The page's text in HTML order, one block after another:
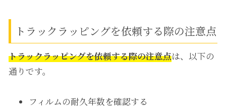
トラックラッピングを依頼する際の注意点
トラックラッピングを依頼する際の注意点は、以下の
通りです。
フィルムの耐久年数を確認する